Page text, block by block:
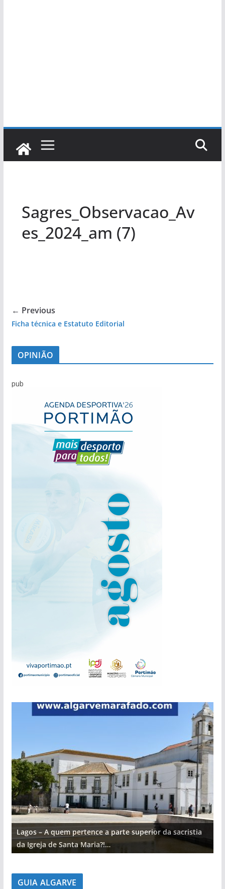
Sagres_Observacao_Av
es_2024_am (7)
← Previous
Ficha técnica e Estatuto Editorial
OPINIÃO
pub
Lagos – A quem pertence a parte superior da sacristia
da Igreja de Santa Maria?!…
GUIA ALGARVE